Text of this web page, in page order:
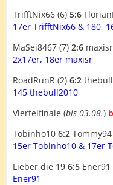
TrifftNix66 (6) 5:6
17er TrifftNix66 & 180,
MaSei8467 (7) 2:6
2x17er, 18er maxisr
RoadRunR (2) 6:2
145 thebull2010
Viertelfinale (bis 03.08.)
Tobinho10 6:2
15er Tobinho10 & 17er
Lieber die 19 6:5 Ener91
Ener91